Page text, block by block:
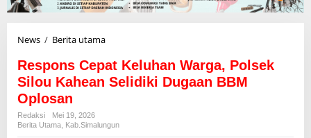
News / Berita utama
s
p
C
Respons Cepat Keluhan Warga, Polsek
Silou Kahean Selidiki Dugaan BBM
Oplosan
Redaksi
Mei 19, 2026
Berita Utama Kab.simalungun